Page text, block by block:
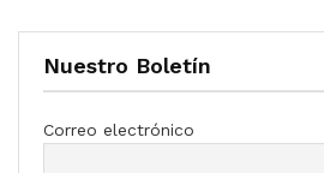
Nuestro Boletín
Correo electrónico